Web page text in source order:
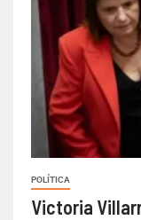
POLÍTICA
Victoria